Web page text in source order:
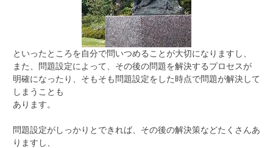
といったところを自分で問いつめることが大切になりますし、
また、問題設定によって、その後の問題を解決するプロセスが
明確になったり、そもそも問題設定をした時点で問題が解決して
しまうことも
あります。
問題設定がしっかりとできれば、その後の解決策などたくさんあ
りますし、